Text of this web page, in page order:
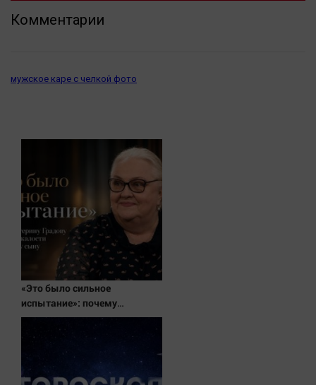
Комментарии
мужское каре с челкой фото
«Это было сильное
испытание»: почему
Екатерину Градову обвиняли
в жалости к приёмному сыну